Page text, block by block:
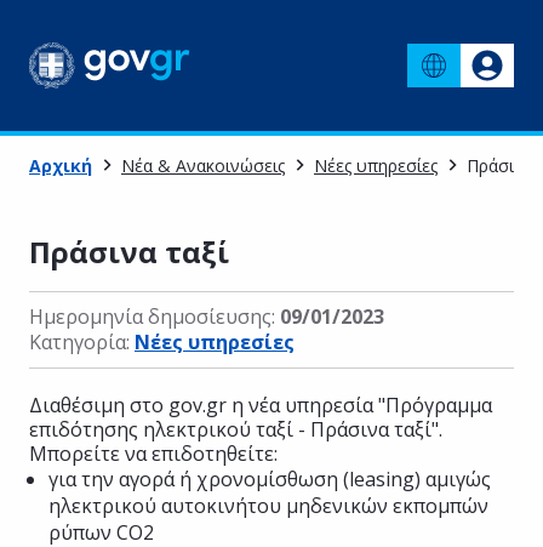
Αρχική Νέα & Ανακοινώσεις Νέες υπηρεσίες Πράσινα
Πράσινα ταξί
Ημερομηνία δημοσίευσης: 09/01/2023
Κατηγορία: Νέες υπηρεσίες
Διαθέσιμη στο gov.gr η νέα υπηρεσία "Πρόγραμμα
επιδότησης ηλεκτρικού ταξί - Πράσινα ταξί".
Μπορείτε να επιδοτηθείτε:
για την αγορά ή χρονομίσθωση (leasing) αμιγώς
ηλεκτρικού αυτοκινήτου μηδενικών εκπομπών
ρύπων CO2